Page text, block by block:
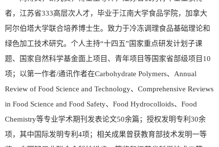
者，江苏省333高层次人才，毕业于江南大学食品学院，加拿大
阿尔伯塔大学联合培养博士生。致力于冷冻调理食品基础理论和
绿色加工技术研究。个人主持“十四五”国家重点研发计划子课
题、国家自然科学基金面上项目、青年项目等国家省部级项目10
项；以第一作者/通讯作者在Carbohydrate Polymers、Annual
Review of Food Science and Technology、Comprehensive Reviews
in Food Science and Food Safety、Food Hydrocolloids、Food
Chemistry等专业学术期刊发表论文50余篇；授权发明专利30余
项，其中国际发明专利4项；相关成果曾获教育部技术发明一等